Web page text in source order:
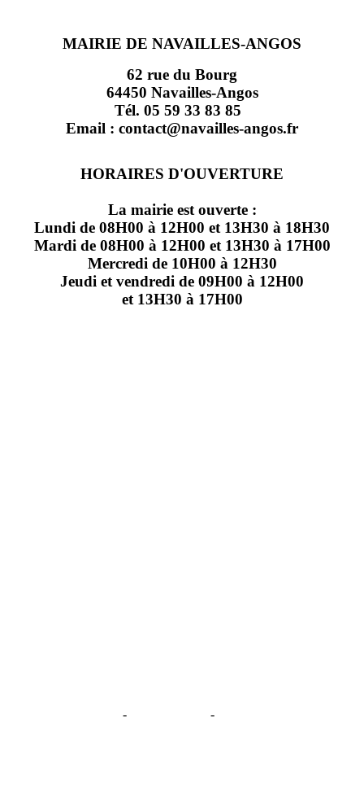
MAIRIE DE NAVAILLES-ANGOS
62 rue du Bourg
64450 Navailles-Angos
Tél. 05 59 33 83 85
Email : contact@navailles-angos.fr
HORAIRES D'OUVERTURE
La mairie est ouverte :
Lundi de 08H00 à 12H00 et 13H30 à 18H30
Mardi de 08H00 à 12H00 et 13H30 à 17H00
Mercredi de 10H00 à 12H30
Jeudi et vendredi de 09H00 à 12H00
et 13H30 à 17H00
- -